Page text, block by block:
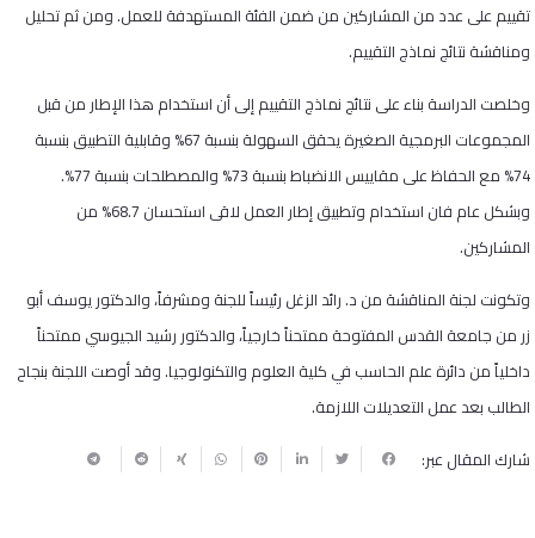
تقييم على عدد من المشاركين من ضمن الفئة المستهدفة للعمل. ومن ثم تحليل
ومناقشة نتائج نماذج التقييم.
وخلصت الدراسة بناء على نتائج نماذج التقييم إلى أن استخدام هذا الإطار من قبل
المجموعات البرمجية الصغيرة يحقق السهولة بنسبة 67% وقابلية التطبيق بنسبة
74% مع الحفاظ على مقاييس الانضباط بنسبة 73% والمصطلحات بنسبة 77%.
وبشكل عام فان استخدام وتطبيق إطار العمل لاقى استحسان 68.7% من
المشاركين.
وتكونت لجنة المناقشة من د. رائد الزغل رئيساً للجنة ومشرفاً، والدكتور يوسف أبو
زر من جامعة القدس المفتوحة ممتحناً خارجياً، والدكتور رشيد الجيوسي ممتحناً
داخلياً من دائرة علم الحاسب في كلية العلوم والتكنولوجيا. وقد أوصت اللجنة بنجاح
الطالب بعد عمل التعديلات اللازمة.
شارك المقال عبر: